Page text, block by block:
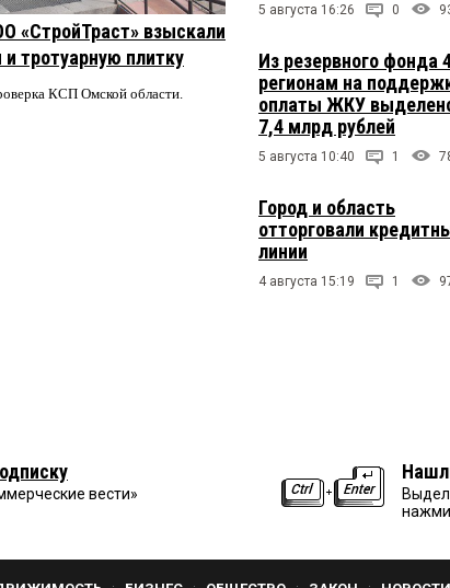
«СтройТраст» взыскали
и тротуарную плитку
КСП Омской области.
5 августа 16:26 0
Из резервного фонда
регионам на
оплаты ЖКУ
7,4 млрд рублей
5 августа 10:40 1
Город и область
отторговали
линии
4 августа 15:19 1
вести»